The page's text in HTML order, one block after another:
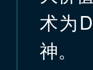
术为
神。